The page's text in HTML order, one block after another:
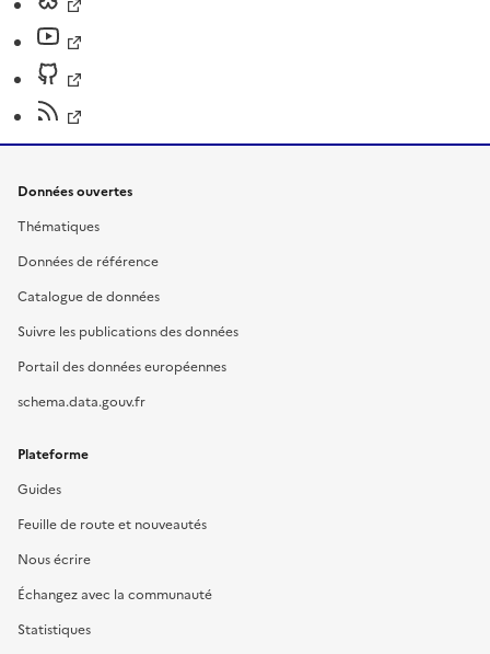
Données ouvertes
Thématiques
Données de référence
Catalogue de données
Suivre les publications des données
Portail des données européennes
schema.data.gouv.fr
Plateforme
Guides
Feuille de route et nouveautés
Nous écrire
Échangez avec la communauté
Statistiques